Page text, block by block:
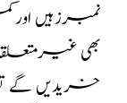
نمبرزہیں
بھی
خریدیں گے